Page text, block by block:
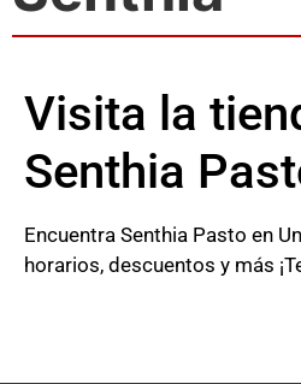
Visita la
Senthia
Encuentra Senthia Pasto en
horarios, descuentos y más